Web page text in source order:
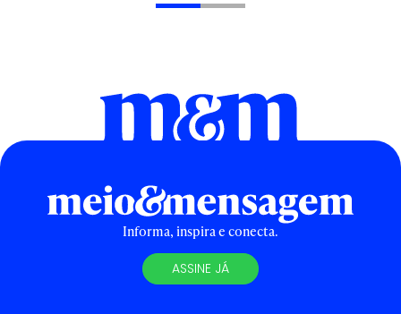
Informa, inspira e conecta.
ASSINE JÁ